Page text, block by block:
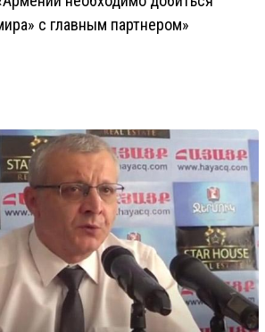
с главным партнером»